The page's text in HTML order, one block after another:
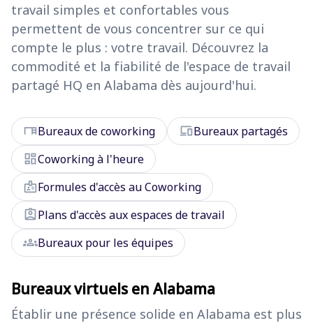
travail simples et confortables vous
permettent de vous concentrer sur ce qui
compte le plus : votre travail. Découvrez la
commodité et la fiabilité de l'espace de travail
partagé HQ en Alabama dès aujourd'hui.
deskBureaux de coworking devicesBureaux partagés
dashboardCoworking à l'heure
badgeFormules d'accès au Coworking
assignment_indPlans d'accès aux espaces de travail
groupsBureaux pour les équipes
Bureaux virtuels en Alabama
Établir une présence solide en Alabama est plus